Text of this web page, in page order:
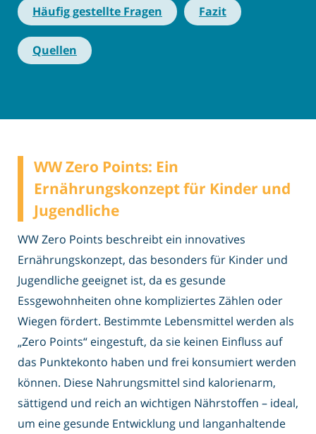
Häufig gestellte Fragen Fazit
Quellen
WW Zero Points: Ein
Ernährungskonzept für Kinder und
Jugendliche
WW Zero Points beschreibt ein innovatives
Ernährungskonzept, das besonders für Kinder und
Jugendliche geeignet ist, da es gesunde
Essgewohnheiten ohne kompliziertes Zählen oder
Wiegen fördert. Bestimmte Lebensmittel werden als
„Zero Points“ eingestuft, da sie keinen Einfluss auf
das Punktekonto haben und frei konsumiert werden
können. Diese Nahrungsmittel sind kalorienarm,
sättigend und reich an wichtigen Nährstoffen – ideal,
um eine gesunde Entwicklung und langanhaltende